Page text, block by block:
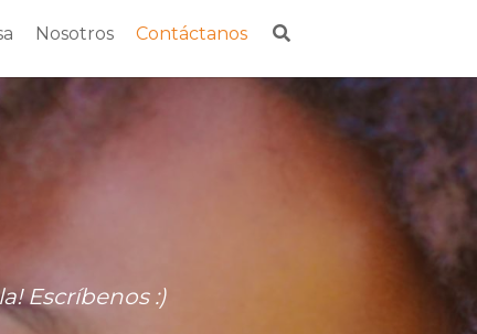
Nosotros Contáctanos
Escríbenos :)